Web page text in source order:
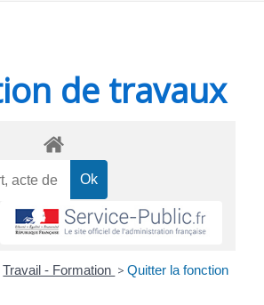
de travaux
Travail - Formation > Quitter la fonction